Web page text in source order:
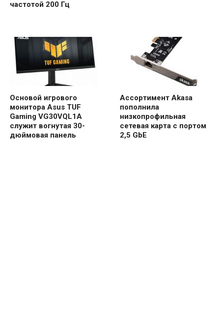
частотой 200 Гц
Основой игрового
монитора Asus TUF
Gaming VG30VQL1A
служит вогнутая 30-
дюймовая панель
Ассортимент Akasa
пополнила
низкопрофильная
сетевая карта с портом
2,5 GbE